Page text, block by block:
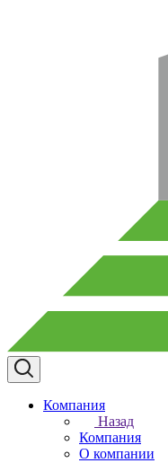
Компания
Назад
Компания
О компании